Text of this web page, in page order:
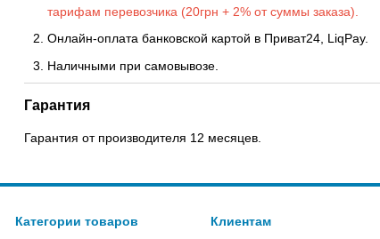
тарифам перевозчика (20грн + 2% от суммы заказа).
Онлайн-оплата банковской картой в Приват24, LiqPay.
Наличными при самовывозе.
Гарантия
Гарантия от производителя 12 месяцев.
Категории товаров Клиентам